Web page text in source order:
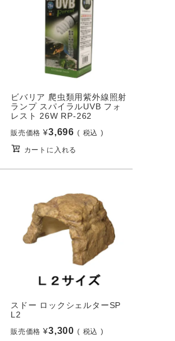
ビバリア 爬虫類用紫外線照射
ランプ スパイラルUVB フォ
レスト 26W RP-262
販売価格 ¥3,696 税込
カートに入れる
スドー ロックシェルターSP
L2
販売価格 ¥3,300 税込